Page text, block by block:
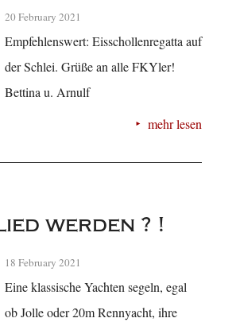
20 February 2021
Empfehlenswert: Eisschollenregatta auf
der Schlei. Grüße an alle FKYler!
Bettina u. Arnulf
mehr lesen
werden ? !
18 February 2021
Eine klassische Yachten segeln, egal
ob Jolle oder 20m Rennyacht, ihre